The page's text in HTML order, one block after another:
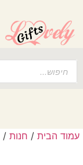
עמוד הבית / חנות /